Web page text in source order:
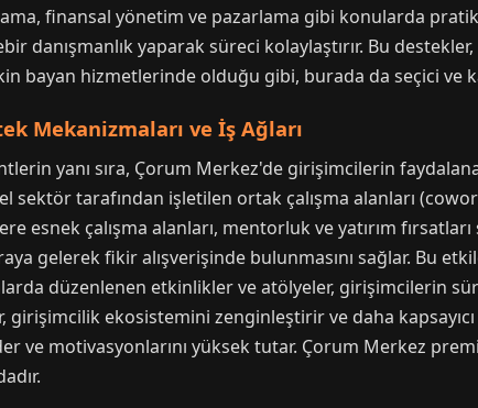
finansal yönetim ve pazarlama gibi konularda
danışmanlık yaparak süreci kolaylaştırır. Bu
bayan hizmetlerinde olduğu gibi, burada da seçici ve
Mekanizmaları ve İş Ağları
yanı sıra, Çorum Merkez'de girişimcilerin
sektör tarafından işletilen ortak çalışma alanları
esnek çalışma alanları, mentorluk ve yatırım
gelerek fikir alışverişinde bulunmasını sağlar. Bu
düzenlenen etkinlikler ve atölyeler, girişimcilerin
ekosistemini zenginleştirir ve daha kapsayıcı
ve motivasyonlarını yüksek tutar. Çorum Merkez